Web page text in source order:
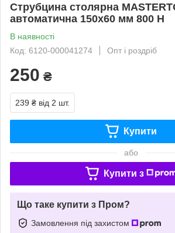
Струбцина столярна
автоматична 150х60 мм 800 Н
В наявності
Код: 6120-000041274
Опт і роздріб
250 ₴
239 ₴ від 2 шт.
Купити
або
Купити з
Що таке купити з Пром?
Замовлення під захистом